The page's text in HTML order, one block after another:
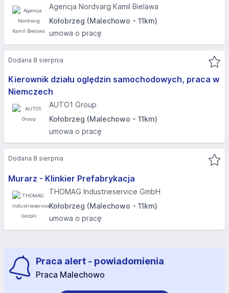
Agencja Nordvarg Kamil Bielawa
Kołobrzeg (Malechowo - 11km)
umowa o pracę
Kierownik działu oględzin samochodowych, praca w
Niemczech
AUTO1 Group
Kołobrzeg (Malechowo - 11km)
umowa o pracę
Dodana 8 sierpnia
Murarz - Klinkier Prefabrykacja
THOMAG Industrieservice GmbH
Kołobrzeg (Malechowo - 11km)
umowa o pracę
Dodana 8 sierpnia
Praca alert - powiadomienia
Praca Malechowo